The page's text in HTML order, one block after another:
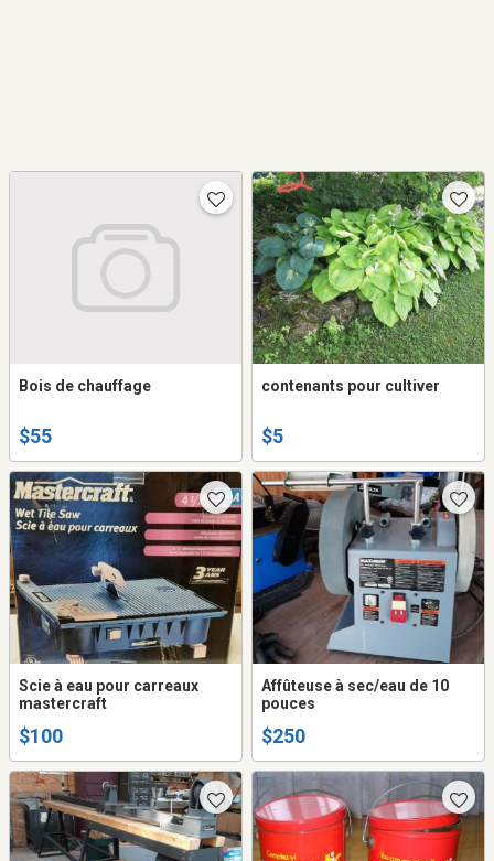
Bois de chauffage
$55
contenants pour cultiver
$5
Scie à eau pour carreaux
mastercraft
$100
Affûteuse à sec/eau de 10
pouces
$250